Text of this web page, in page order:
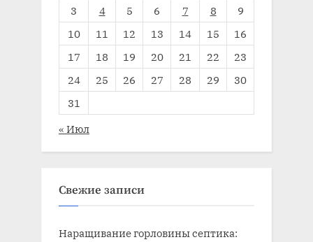
3
4 5 6 7 8
9
10
11 12 13 14 15
16
17
18 19 20 21 22
23
24
25 26 27 28 29
30
31
« Июл
Свежие записи
Наращивание горловины септика: